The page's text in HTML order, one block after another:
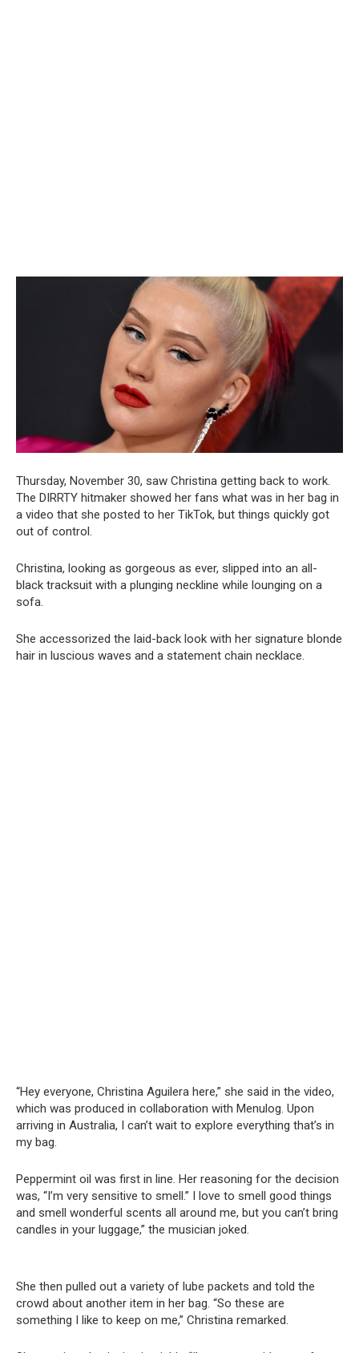
Thursday, November 30, saw Christina getting back to work.
The DIRRTY hitmaker showed her fans what was in her bag in
a video that she posted to her TikTok, but things quickly got
out of control.
Christina, looking as gorgeous as ever, slipped into an all-
black tracksuit with a plunging neckline while lounging on a
sofa.
She accessorized the laid-back look with her signature blonde
hair in luscious waves and a statement chain necklace.
“Hey everyone, Christina Aguilera here,” she said in the video,
which was produced in collaboration with Menulog. Upon
arriving in Australia, I can’t wait to explore everything that’s in
my bag.
Peppermint oil was first in line. Her reasoning for the decision
was, “I’m very sensitive to smell.” I love to smell good things
and smell wonderful scents all around me, but you can’t bring
candles in your luggage,” the musician joked.
She then pulled out a variety of lube packets and told the
crowd about another item in her bag. “So these are
something I like to keep on me,” Christina remarked.